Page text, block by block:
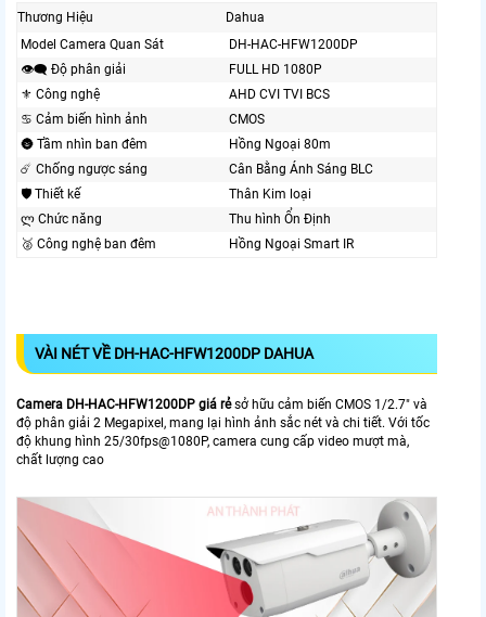
Thương Hiệu
Dahua
Model Camera Quan Sát
DH-HAC-HFW1200DP
👁️‍🗨 Độ phân giải
FULL HD 1080P
⚜️ Công nghệ
AHD CVI TVI BCS
♋ Cảm biến hình ảnh
CMOS
🌚 Tầm nhìn ban đêm
Hồng Ngoại 80m
☄️ Chống ngược sáng
Cân Bằng Ánh Sáng BLC
🛡 Thiết kế
Thân Kim loại
ლ Chức năng
Thu hình Ổn Định
🥈️ Công nghệ ban đêm
Hồng Ngoại Smart IR
VÀI NÉT VỀ DH-HAC-HFW1200DP DAHUA
Camera DH-HAC-HFW1200DP giá rẻsở hữu cảm biến CMOS 1/2.7" và
độ phân giải 2 Megapixel, mang lại hình ảnh sắc nét và chi tiết. Với tốc
độ khung hình 25/30fps@1080P, camera cung cấp video mượt mà,
chất lượng cao